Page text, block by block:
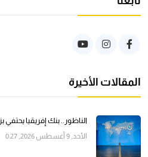
المقالات الأخيرة
الناظور.. بنك إفريقيا يحتفي
الأحد, 9 أغسطس 2026, 0:27